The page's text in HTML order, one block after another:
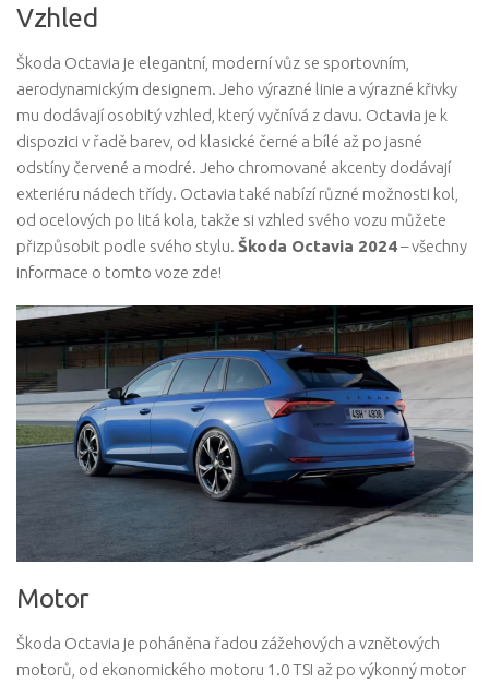
Vzhled
Škoda Octavia je elegantní, moderní vůz se sportovním,
aerodynamickým designem. Jeho výrazné linie a výrazné křivky
mu dodávají osobitý vzhled, který vyčnívá z davu. Octavia je k
dispozici v řadě barev, od klasické černé a bílé až po jasné
odstíny červené a modré. Jeho chromované akcenty dodávají
exteriéru nádech třídy. Octavia také nabízí různé možnosti kol,
od ocelových po litá kola, takže si vzhled svého vozu můžete
přizpůsobit podle svého stylu. Škoda Octavia 2024– všechny
informace o tomto voze zde!
Motor
Škoda Octavia je poháněna řadou zážehových a vznětových
motorů, od ekonomického motoru 1.0 TSI až po výkonný motor